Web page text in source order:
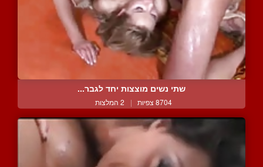
שתי נשים מוצצות יחד לגבר...
8704 צפיות | 2 המלצות